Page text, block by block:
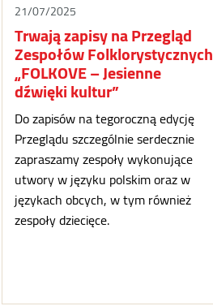
21/07/2025
Trwają zapisy na Przegląd
Zespołów Folklorystycznych
„FOLKOVE – Jesienne
dźwięki kultur”
Do zapisów na tegoroczną edycję
Przeglądu szczególnie serdecznie
zapraszamy zespoły wykonujące
utwory w języku polskim oraz w
językach obcych, w tym również
zespoły dziecięce.